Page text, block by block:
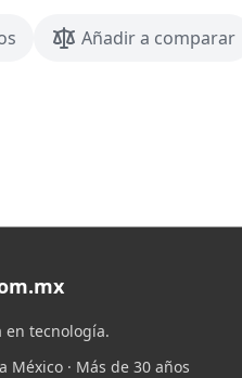
Añadir a comparar
en tecnología.
México · Más de 30 años